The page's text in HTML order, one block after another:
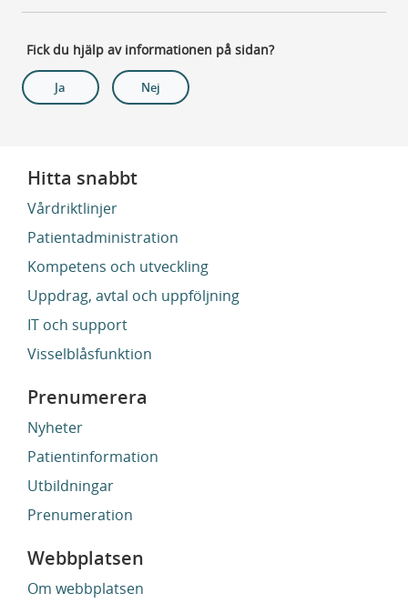
Fick du hjälp av informationen på sidan?
Ja Nej
Hitta snabbt
Vårdriktlinjer
Patientadministration
Kompetens och utveckling
Uppdrag, avtal och uppföljning
IT och support
Visselblåsfunktion
Prenumerera
Nyheter
Patientinformation
Utbildningar
Prenumeration
Webbplatsen
Om webbplatsen